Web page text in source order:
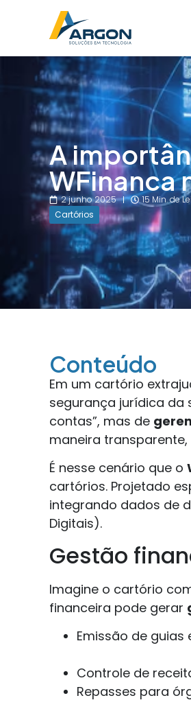
A
WFinanca
2 junho 2025
15 Min. de
Cartórios
Conteúdo
Em um cartório
segurança jurídica da
contas”, mas de
maneira
É nesse cenário que o
cartórios. Projetado
integrando dados de
Digitais).
Gestão
Imagine o cartório
financeira pode gerar
Emissão de
Controle de
Repasses para